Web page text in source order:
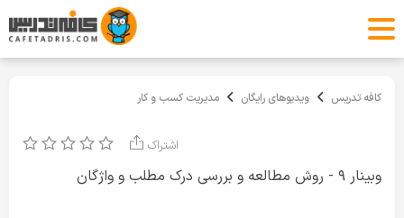
کافه تدریس ویدیوهای رایگان مدیریت کسب و کار
وبینار ۹ - روش مطالعه و بررسی درک مطلب و واژگان
اشتراک